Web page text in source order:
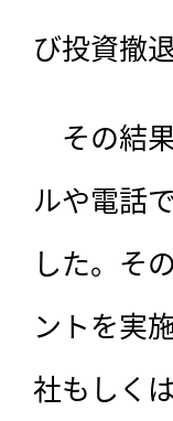
び投資撤
その結
ルや電話
した。そ
ントを実
社もしく